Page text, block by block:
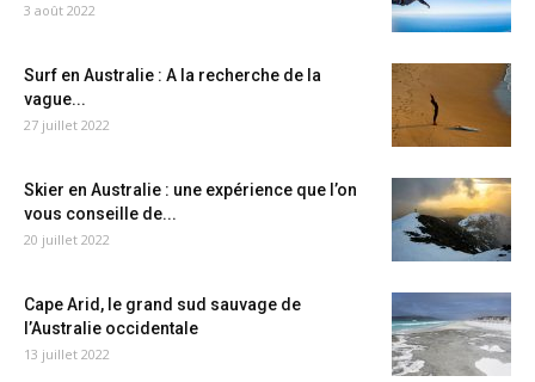
3 août 2022
Surf en Australie : A la recherche de la
vague...
27 juillet 2022
Skier en Australie : une expérience que l’on
vous conseille de...
20 juillet 2022
Cape Arid, le grand sud sauvage de
l’Australie occidentale
13 juillet 2022